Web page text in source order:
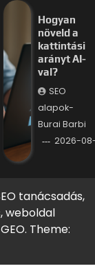
Hogyan
növeld a
kattintási
arányt AI-
val?
SEO
alapok-
Burai Barbi
2026-
tanácsadás,
weboldal
Theme: